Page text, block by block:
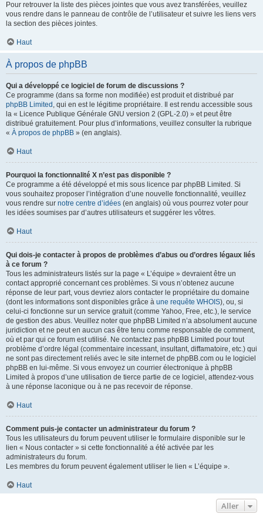
Pour retrouver la liste des pièces jointes que vous avez transférées, veuillez
vous rendre dans le panneau de contrôle de l’utilisateur et suivre les liens vers
la section des pièces jointes.
Haut
À propos de phpBB
Qui a développé ce logiciel de forum de discussions ?
Ce programme (dans sa forme non modifiée) est produit et distribué par
phpBB Limited , qui en est le légitime propriétaire. Il est rendu accessible sous
la « Licence Publique Générale GNU version 2 (GPL-2.0) » et peut être
distribué gratuitement. Pour plus d’informations, veuillez consulter la rubrique
« À propos de phpBB » (en anglais).
Haut
Pourquoi la fonctionnalité X n’est pas disponible ?
Ce programme a été développé et mis sous licence par phpBB Limited. Si
vous souhaitez proposer l’intégration d’une nouvelle fonctionnalité, veuillez
vous rendre sur notre centre d’idées (en anglais) où vous pourrez voter pour
les idées soumises par d’autres utilisateurs et suggérer les vôtres.
Haut
Qui dois-je contacter à propos de problèmes d’abus ou d’ordres légaux liés
à ce forum ?
Tous les administrateurs listés sur la page « L’équipe » devraient être un
contact approprié concernant ces problèmes. Si vous n’obtenez aucune
réponse de leur part, vous devriez alors contacter le propriétaire du domaine
(dont les informations sont disponibles grâce à une requête WHOIS), ou, si
celui-ci fonctionne sur un service gratuit (comme Yahoo, Free, etc.), le service
de gestion des abus. Veuillez noter que phpBB Limited n’a absolument aucune
juridiction et ne peut en aucun cas être tenu comme responsable de comment,
où et par qui ce forum est utilisé. Ne contactez pas phpBB Limited pour tout
problème d’ordre légal (commentaire incessant, insultant, diffamatoire, etc.) qui
ne sont pas directement reliés avec le site internet de phpBB.com ou le logiciel
phpBB en lui-même. Si vous envoyez un courrier électronique à phpBB
Limited à propos d’une utilisation de tierce partie de ce logiciel, attendez-vous
à une réponse laconique ou à ne pas recevoir de réponse.
Haut
Comment puis-je contacter un administrateur du forum ?
Tous les utilisateurs du forum peuvent utiliser le formulaire disponible sur le
lien « Nous contacter » si cette fonctionnalité a été activée par les
administrateurs du forum.
Les membres du forum peuvent également utiliser le lien « L’équipe ».
Haut
Aller